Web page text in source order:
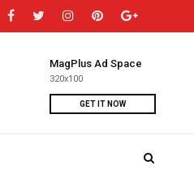
MagPlus Ad Space
320x100
GET IT NOW